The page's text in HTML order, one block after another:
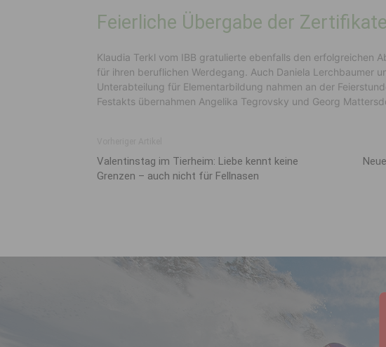
Feierliche Übergabe der Zertifikate
Klaudia Terkl vom IBB gratulierte ebenfalls den erfolgreichen
für ihren beruflichen Werdegang. Auch Daniela Lerchbaumer
Unterabteilung für Elementarbildung nahmen an der
Festakts übernahmen Angelika Tegrovsky und Georg
Valentinstag im Tierheim: Liebe kennt keine
Grenzen – auch nicht für Fellnasen